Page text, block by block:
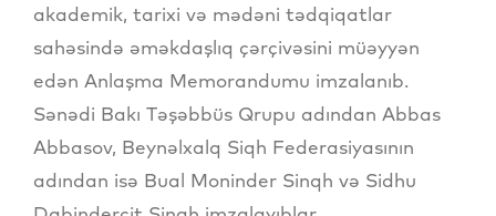
akademik, tarixi və mədəni tədqiqatlar
sahəsində əməkdaşlıq çərçivəsini müəyyən
edən Anlaşma Memorandumu imzalanıb.
Sənədi Bakı Təşəbbüs Qrupu adından Abbas
Abbasov, Beynəlxalq Siqh Federasiyasının
adından isə Bual Moninder Sinqh və Sidhu